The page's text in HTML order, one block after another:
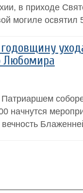
в приходе
могиле освятил
Любомира
начнутся